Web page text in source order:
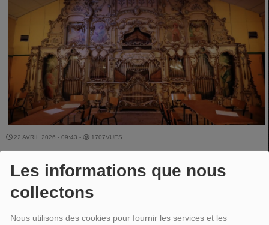
Les informations que nous
collectons
Nous utilisons des cookies pour fournir les services et les
22 AVRIL 2026 - 09:43 - 1707VUES
POUR SAUVER LE PATRIMOINE COMMUNAL ET FLAMAND
CREDIT PHOTO VDN